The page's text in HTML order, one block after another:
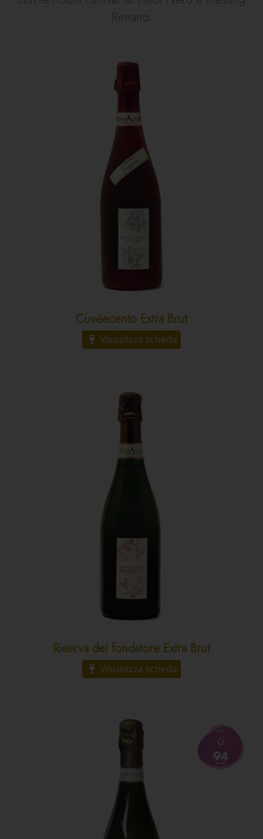
Renano.
Cuvéecento Extra Brut
Visualizza scheda
Riserva del fondatore Extra Brut
Visualizza scheda